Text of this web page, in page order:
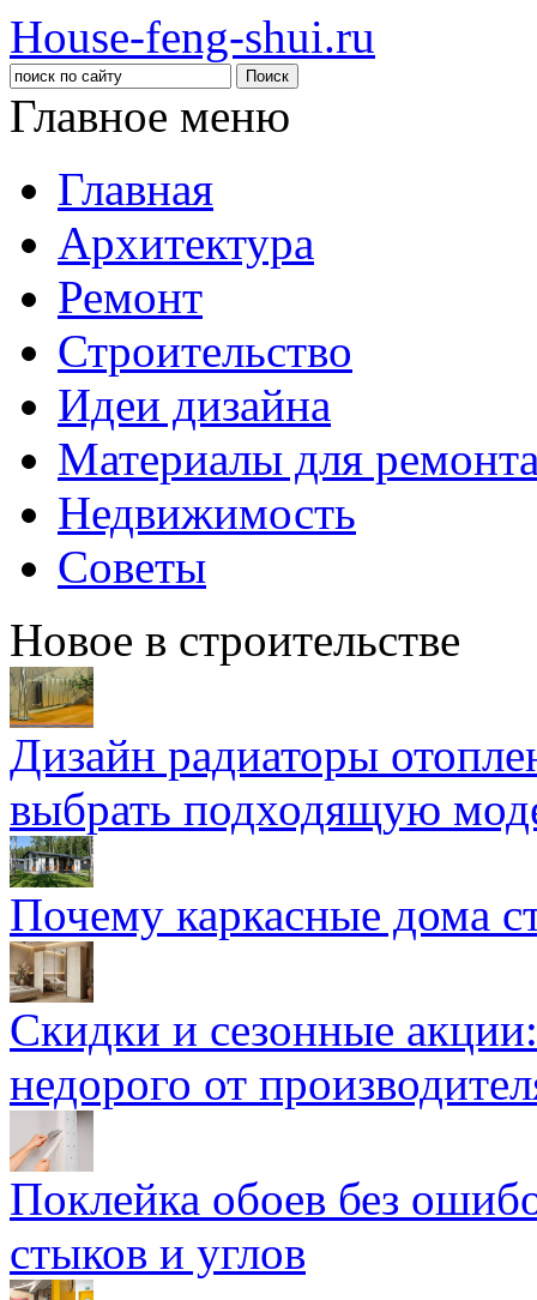
House-feng-shui.ru
Главное меню
Главная
Архитектура
Ремонт
Строительство
Идеи дизайна
Материалы для
Недвижимость
Советы
Новое в строительстве
Дизайн радиаторы
выбрать подходящую
Почему каркасные дома
Скидки и сезонные
недорого от
Поклейка обоев без
стыков и углов